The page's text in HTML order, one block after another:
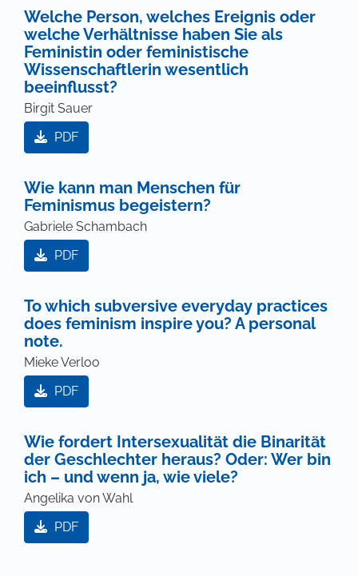
Welche Person, welches Ereignis oder
welche Verhältnisse haben Sie als
Feministin oder feministische
Wissenschaftlerin wesentlich
beeinflusst?
Birgit Sauer
PDF
Wie kann man Menschen für
Feminismus begeistern?
Gabriele Schambach
PDF
To which subversive everyday practices
does feminism inspire you? A personal
note.
Mieke Verloo
PDF
Wie fordert Intersexualität die Binarität
der Geschlechter heraus? Oder: Wer bin
ich – und wenn ja, wie viele?
Angelika von Wahl
PDF